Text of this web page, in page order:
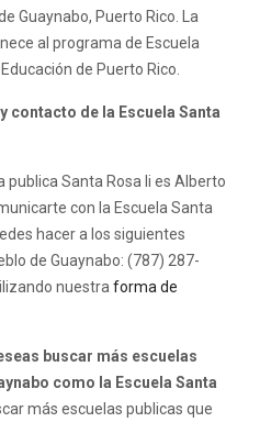
Guaynabo, Puerto Rico. La
al programa de Escuela
de Puerto Rico.
contacto de la Escuela Santa
publica Santa Rosa Ii es Alberto
con la Escuela Santa
hacer a los siguientes
de Guaynabo: (787) 287-
nuestra forma de
buscar más escuelas
como la Escuela Santa
más escuelas publicas que